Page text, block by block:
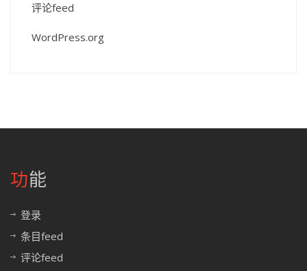
评论feed
WordPress.org
功能
登录
条目feed
评论feed